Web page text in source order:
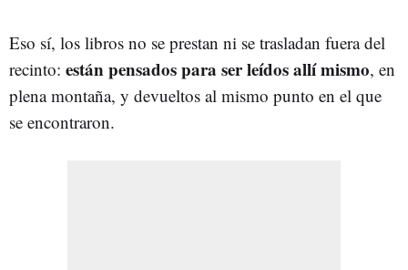
Eso sí, los libros no se prestan ni se trasladan fuera del
recinto: están pensados para ser leídos allí mismo, en
plena montaña, y devueltos al mismo punto en el que
se encontraron.